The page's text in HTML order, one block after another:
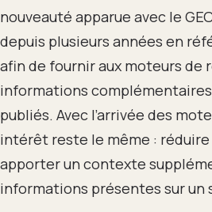
nouveauté apparue avec le
depuis plusieurs années en
afin de fournir aux moteurs de
informations
publiés. Avec l’arrivée des
intérêt reste le même :
apporter un contexte
informations présentes sur un